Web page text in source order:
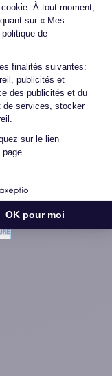
À tout moment,
sur « Mes
de
finalités suivantes:
publicités et
des publicités et du
de services, stocker
sur le lien
OK pour moi
iPhone 13-iPhone